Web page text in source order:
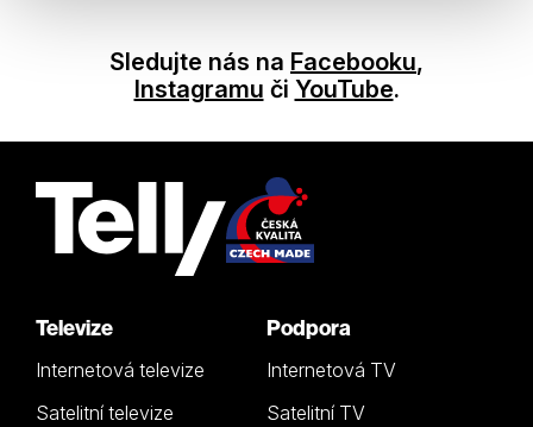
Sledujte nás na Facebooku,
Instagramu či YouTube.
Televize
Internetová televize
Satelitní televize
Podpora
Internetová TV
Satelitní TV